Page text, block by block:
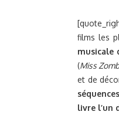
films les
musicale
(Miss
et de
livre l’un